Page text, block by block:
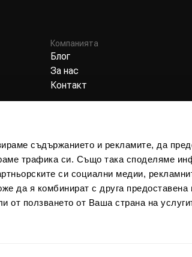
съдържанието и рекламите, да
трафика си. Също така споделяме
си социални медии,
да я комбинират с друга предоставена
от ползването от Ваша страна на
Компанията
Блог
За нас
Контакт